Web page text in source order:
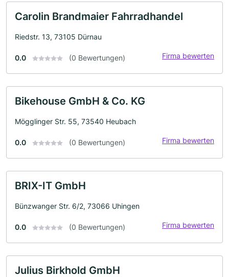
Carolin Brandmaier Fahrradhandel
Riedstr. 13, 73105 Dürnau
0.0 (0 Bewertungen) Firma bewerten
Bikehouse GmbH & Co. KG
Mögglinger Str. 55, 73540 Heubach
0.0 (0 Bewertungen) Firma bewerten
BRIX-IT GmbH
Bünzwanger Str. 6/2, 73066 Uhingen
0.0 (0 Bewertungen) Firma bewerten
Julius Birkhold GmbH